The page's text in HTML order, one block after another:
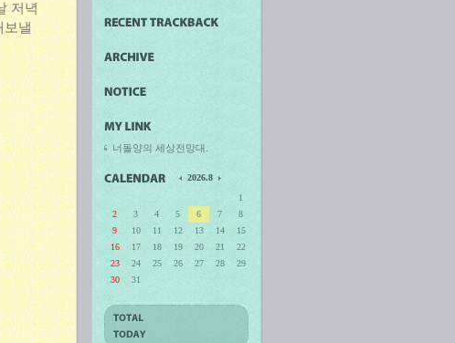
저녁
보낼
너돌양의 세상전망대.
2026.8
1
2
3 4 5 6 7
8
9
10 11 12 13 14
15
16
17 18 19 20 21
22
23
24 25 26 27 28
29
30
31